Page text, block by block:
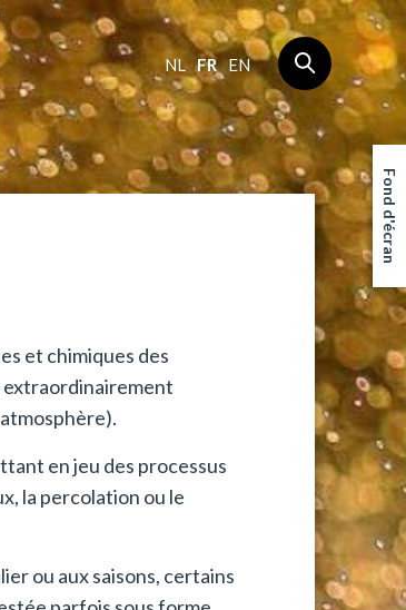
NL FR EN
et chimiques des
extraordinairement
en jeu des processus
la percolation ou le
ou aux saisons, certains
Fond d'écran